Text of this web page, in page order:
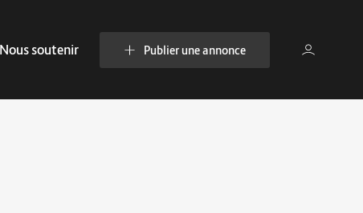
Nous soutenir Publier une annonce